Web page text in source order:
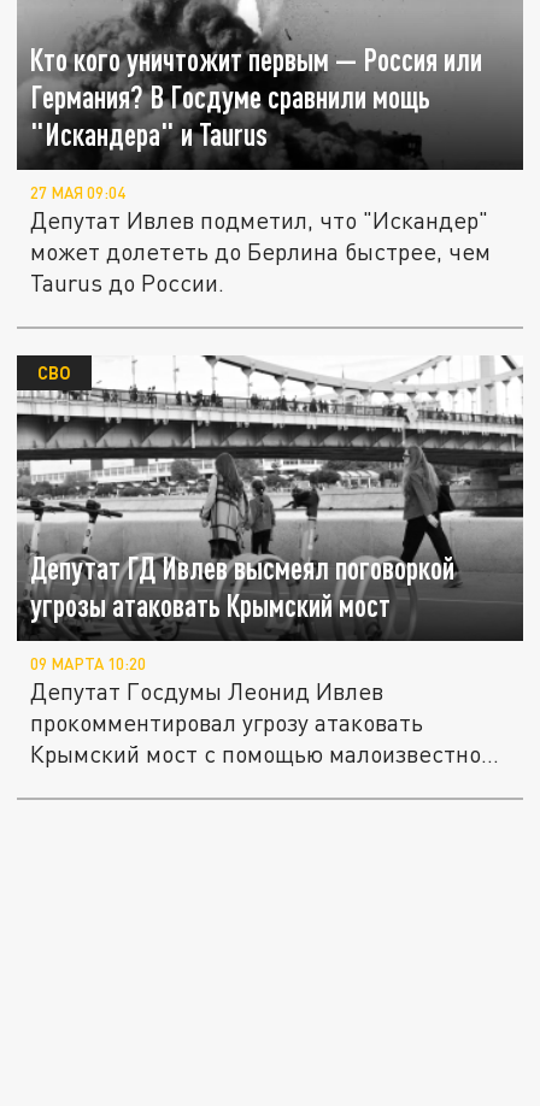
Кто кого уничтожит первым — Россия или
Германия? В Госдуме сравнили мощь
"Искандера" и Taurus
27 МАЯ 09:04
Депутат Ивлев подметил, что "Искандер"
может долететь до Берлина быстрее, чем
Taurus до России.
Депутат ГД Ивлев высмеял поговоркой
угрозы атаковать Крымский мост
СВО
09 МАРТА 10:20
Депутат Госдумы Леонид Ивлев
прокомментировал угрозу атаковать
Крымский мост с помощью малоизвестной